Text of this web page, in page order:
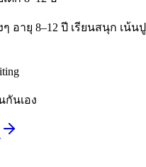
อายุ 8–12 ปี เรียนสนุก เน้น
กันเอง